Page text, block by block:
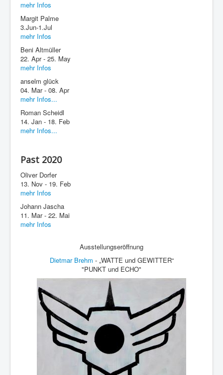
mehr Infos
Margit Palme
3.Jun-1.Jul
mehr Infos
Beni Altmüller
22. Apr - 25. May
mehr Infos
anselm glück
04. Mar - 08. Apr
mehr Infos...
Roman Scheidl
14. Jan - 18. Feb
mehr Infos...
Past 2020
Oliver Dorfer
13. Nov - 19. Feb
mehr Infos
Johann Jascha
11. Mar - 22. Mai
mehr Infos
Ausstellungseröffnung
Dietmar Brehm - „WATTE und GEWITTER“
"PUNKT und ECHO"